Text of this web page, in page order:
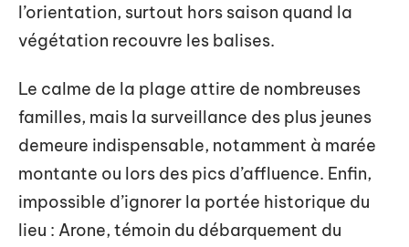
l’orientation, surtout hors saison quand la
végétation recouvre les balises.
Le calme de la plage attire de nombreuses
familles, mais la surveillance des plus jeunes
demeure indispensable, notamment à marée
montante ou lors des pics d’affluence. Enfin,
impossible d’ignorer la portée historique du
lieu : Arone, témoin du débarquement du